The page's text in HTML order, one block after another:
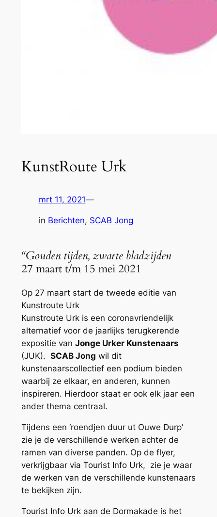
KunstRoute Urk
mrt 11, 2021—
in Berichten, SCAB Jong
“Gouden tijden, zwarte bladzijden
27 maart t/m 15 mei 2021
Op 27 maart start de tweede editie van
Kunstroute Urk
Kunstroute Urk is een coronavriendelijk
alternatief voor de jaarlijks terugkerende
expositie van Jonge Urker Kunstenaars
(JUK). SCAB Jong wil dit
kunstenaarscollectief een podium bieden
waarbij ze elkaar, en anderen, kunnen
inspireren. Hierdoor staat er ook elk jaar een
ander thema centraal.
Tijdens een ‘roendjen duur ut Ouwe Durp’
zie je de verschillende werken achter de
ramen van diverse panden. Op de flyer,
verkrijgbaar via Tourist Info Urk, zie je waar
de werken van de verschillende kunstenaars
te bekijken zijn.
Tourist Info Urk aan de Dormakade is het